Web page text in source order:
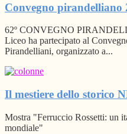
Convegno pirandelliano
62º CONVEGNO
Liceo ha partecipato al
Pirandelliani, organizzato a...
Il mestiere dello storico
Mostra "Ferruccio Rossetti: un
mondiale"